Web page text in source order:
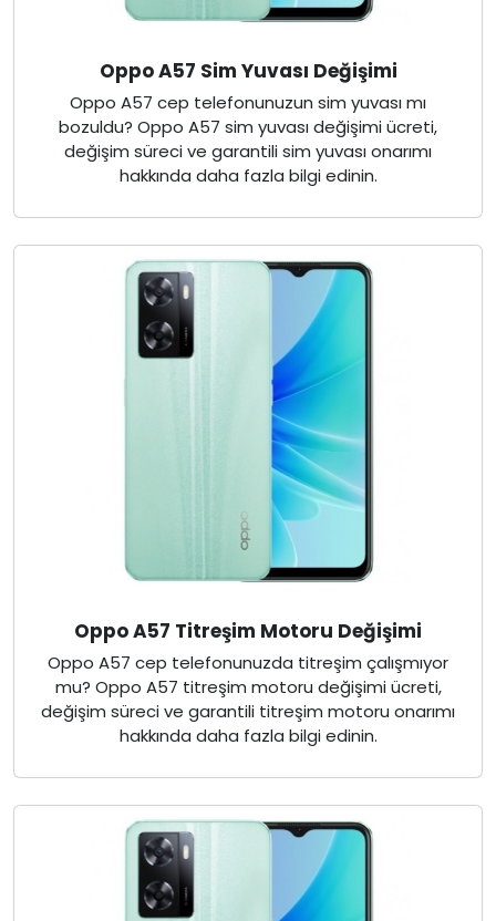
Oppo A57 Sim Yuvası Değişimi
Oppo A57 cep telefonunuzun sim yuvası mı
bozuldu? Oppo A57 sim yuvası değişimi ücreti,
değişim süreci ve garantili sim yuvası onarımı
hakkında daha fazla bilgi edinin.
Oppo A57 Titreşim Motoru Değişimi
Oppo A57 cep telefonunuzda titreşim çalışmıyor
mu? Oppo A57 titreşim motoru değişimi ücreti,
değişim süreci ve garantili titreşim motoru onarımı
hakkında daha fazla bilgi edinin.